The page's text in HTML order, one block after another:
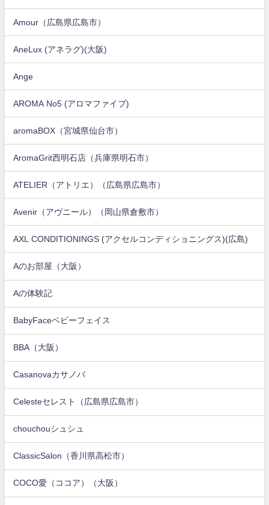
Amour（広島県広島市）
AneLux (アネラグ)(大阪)
Ange
AROMA No5 (アロマファイブ)
aromaBOX（宮城県仙台市）
AromaGrit西明石店（兵庫県明石市）
ATELIER（アトリエ）（広島県広島市）
Avenir（アヴニール）（岡山県倉敷市）
AXL CONDITIONINGS (アクセルコンディショニングス)(広島)
Aのお部屋（大阪）
Aの体験記
BabyFaceベビーフェイス
BBA（大阪）
Casanovaカサノバ
Celesteセレスト（広島県広島市）
chouchouシュシュ
ClassicSalon（香川県高松市）
COCO愛（ココア）（大阪）